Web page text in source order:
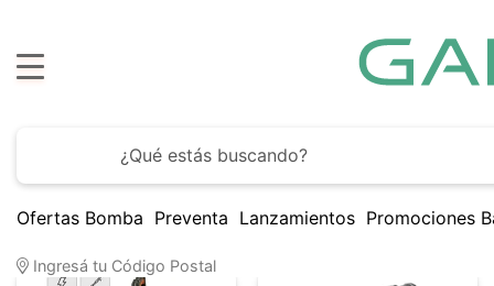
Ofertas Bomba Preventa Lanzamientos Promociones
Ingresá tu Código Postal
5